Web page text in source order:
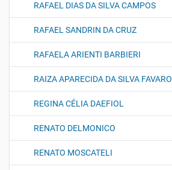
RAFAEL DIAS DA SILVA CAMPOS
RAFAEL SANDRIN DA CRUZ
RAFAELA ARIENTI BARBIERI
RAIZA APARECIDA DA SILVA FAVARO
REGINA CÉLIA DAEFIOL
RENATO DELMONICO
RENATO MOSCATELI